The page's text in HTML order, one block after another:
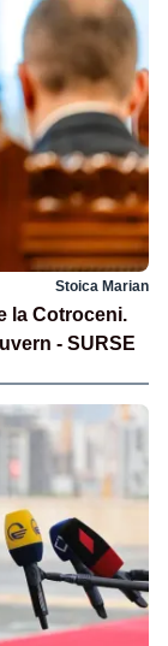
Stoica Marian
la Cotroceni.
- SURSE